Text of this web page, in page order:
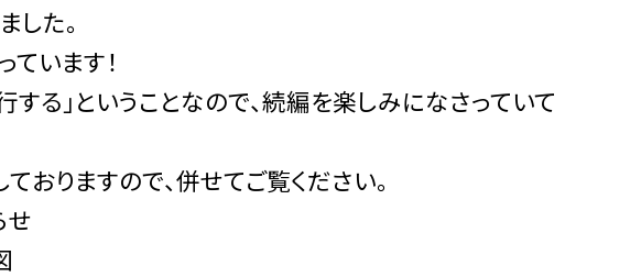
した。
います！
る」ということなので、続編を楽しみになさっていて
おりますので、併せてご覧ください。
せ